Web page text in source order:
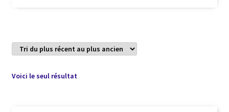
Voici le seul résultat